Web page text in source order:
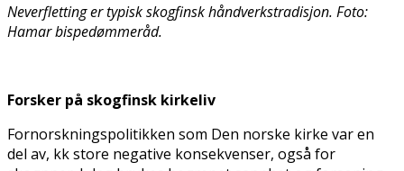
Neverfletting er typisk skogfinsk håndverkstradisjon. Foto:
Hamar bispedømmeråd.
Forsker på skogfinsk kirkeliv
Fornorskningspolitikken som Den norske kirke var en
del av, fikk store negative konsekvenser, også for